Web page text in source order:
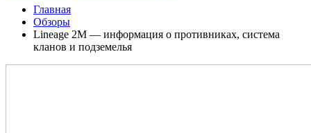
Главная
Обзоры
Lineage 2M — информация о противниках, система
кланов и подземелья